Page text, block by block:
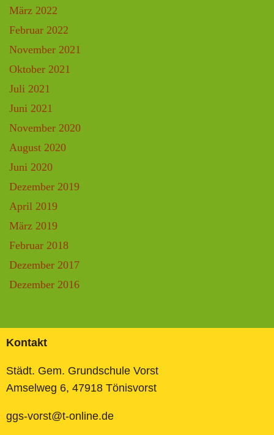
März 2022
Februar 2022
November 2021
Oktober 2021
Juli 2021
Juni 2021
November 2020
August 2020
Juni 2020
Dezember 2019
April 2019
März 2019
Februar 2018
Dezember 2017
Dezember 2016
Kontakt
Städt. Gem. Grundschule Vorst
Amselweg 6, 47918 Tönisvorst
ggs-vorst@t-online.de